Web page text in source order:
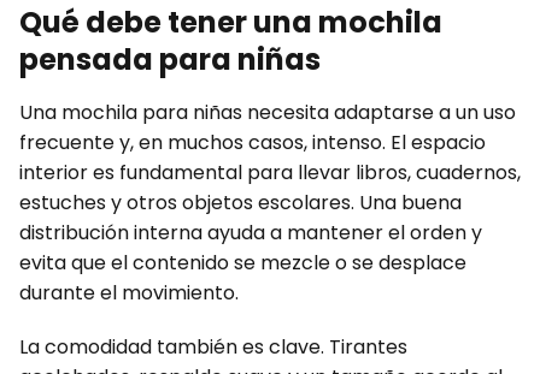
Qué debe tener una mochila
pensada para niñas
Una mochila para niñas necesita adaptarse a un uso
frecuente y, en muchos casos, intenso. El espacio
interior es fundamental para llevar libros, cuadernos,
estuches y otros objetos escolares. Una buena
distribución interna ayuda a mantener el orden y
evita que el contenido se mezcle o se desplace
durante el movimiento.
La comodidad también es clave. Tirantes